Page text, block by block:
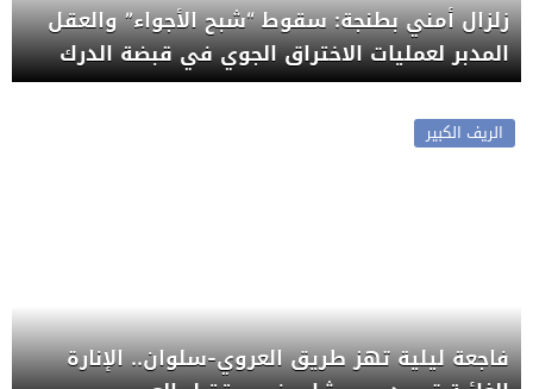
زلزال أمني بطنجة: سقوط “شبح الأجواء” والعقل
المدبر لعمليات الاختراق الجوي في قبضة الدرك
الريف الكبير
فاجعة ليلية تهز طريق العروي-سلوان.. الإنارة